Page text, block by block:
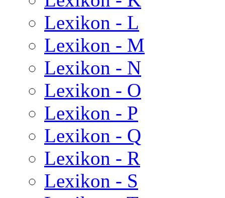
Lexikon - L
Lexikon - M
Lexikon - N
Lexikon - O
Lexikon - P
Lexikon - Q
Lexikon - R
Lexikon - S